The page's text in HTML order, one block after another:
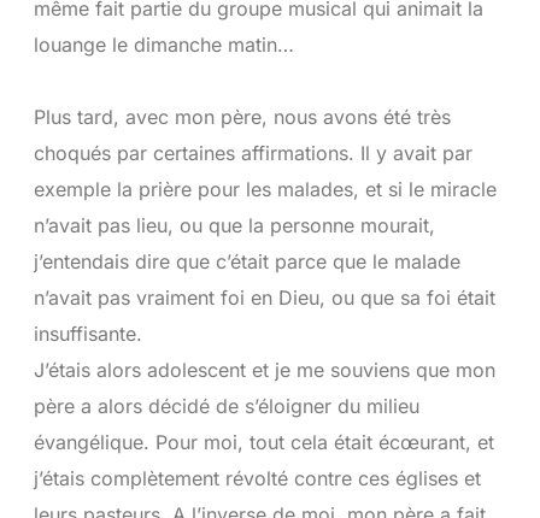
même fait partie du groupe musical qui animait la
louange le dimanche matin…
Plus tard, avec mon père, nous avons été très
choqués par certaines affirmations. Il y avait par
exemple la prière pour les malades, et si le miracle
n’avait pas lieu, ou que la personne mourait,
j’entendais dire que c’était parce que le malade
n’avait pas vraiment foi en Dieu, ou que sa foi était
insuffisante.
J’étais alors adolescent et je me souviens que mon
père a alors décidé de s’éloigner du milieu
évangélique. Pour moi, tout cela était écœurant, et
j’étais complètement révolté contre ces églises et